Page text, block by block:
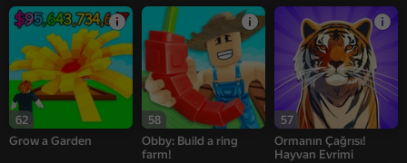
62
Grow a Garden
58
Obby: Build a ring
farm!
57
Ormanın Çağrısı!
Hayvan Evrimi